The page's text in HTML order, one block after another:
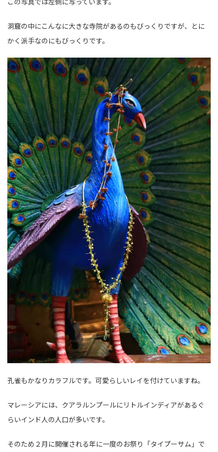
洞窟の中にこんなに大きな寺院があるのもびっくりですが、とに
かく派手なのにもびっくりです。
孔雀もかなりカラフルです。可愛らしいレイを付けていますね。
マレーシアには、クアラルンプールにリトルインディアがあるぐ
らいインド人の人口が多いです。
そのため２月に開催される年に一度のお祭り「タイプーサム」で